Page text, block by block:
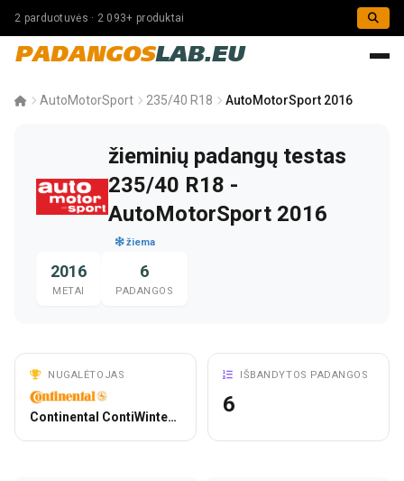
2 parduotuvės · 2 093+ produktai
PADANGOSLAB.EU
AutoMotorSport 235/40 R18 AutoMotorSport 2016
žieminių padangų testas
235/40 R18 -
AutoMotorSport 2016
žiema
2016
METAI
6
PADANGOS
NUGALĖTOJAS
Continental ContiWinterContact TS 850P
IŠBANDYTOS PADANGOS
6